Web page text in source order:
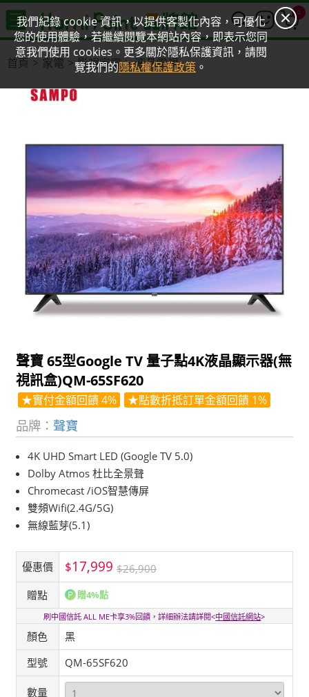
我們紀錄 cookie 資訊，以提供客製化內容，可優化
您的使用體驗，若繼續閱覽本網站內容，即表示您同
意我們使用 cookies。更多關於隱私保護資訊，請閱
覽我們的隱私權保護政策 。
0
首頁 家電 影視家電 液晶電視
聲寶 65型Google TV 量子點4K液晶顯示器(無
視訊盒)QM-65SF620
★實付金額回饋 4% ★點數折抵訂單金額回饋 1%
品牌： 聲寶
4K UHD Smart LED (Google TV 5.0)
Dolby Atmos 杜比全景聲
Chromecast /iOS智慧傳屏
雙頻Wifi(2.4G/5G)
無線藍芽(5.1)
優惠價 $17,999 $26,900
贈點
贈4%點
刷中國信託 ALL ME卡享3%回饋，詳細辦法請詳閱<中國信託網站>
顏色
黑
型號
QM-65SF620
數量